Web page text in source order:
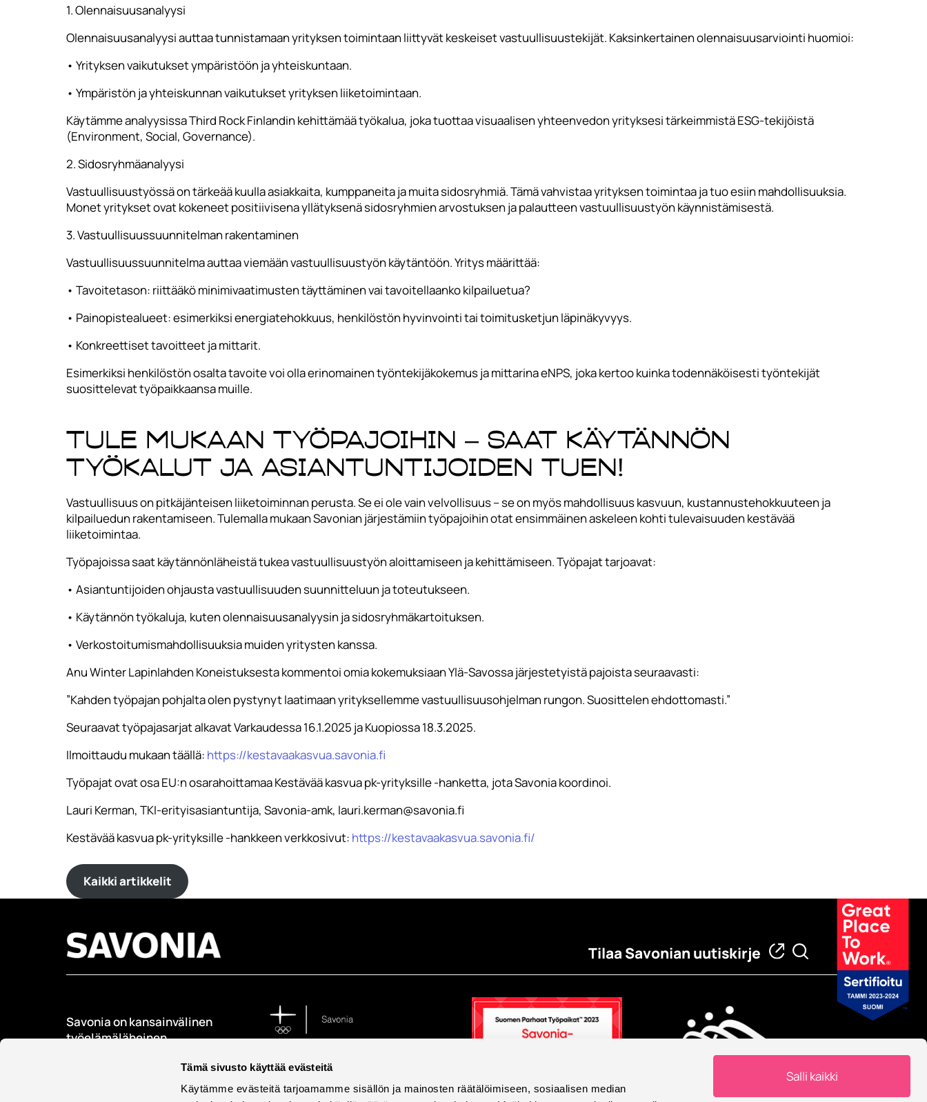
Tämä sivusto käyttää evästeitä
Käytämme evästeitä tarjoamamme sisällön ja mainosten räätälöimiseen, sosiaalisen median
Salli kaikki
1. Olennaisuusanalyysi
Olennaisuusanalyysi auttaa tunnistamaan yrityksen toimintaan liittyvät keskeiset vastuullisuustekijät. Kaksinkertainen olennaisuusarviointi huomioi:
• Yrityksen vaikutukset ympäristöön ja yhteiskuntaan.
• Ympäristön ja yhteiskunnan vaikutukset yrityksen liiketoimintaan.
Käytämme analyysissa Third Rock Finlandin kehittämää työkalua, joka tuottaa visuaalisen yhteenvedon yrityksesi tärkeimmistä ESG-tekijöistä
(Environment, Social, Governance).
2. Sidosryhmäanalyysi
Vastuullisuustyössä on tärkeää kuulla asiakkaita, kumppaneita ja muita sidosryhmiä. Tämä vahvistaa yrityksen toimintaa ja tuo esiin mahdollisuuksia.
Monet yritykset ovat kokeneet positiivisena yllätyksenä sidosryhmien arvostuksen ja palautteen vastuullisuustyön käynnistämisestä.
3. Vastuullisuussuunnitelman rakentaminen
Vastuullisuussuunnitelma auttaa viemään vastuullisuustyön käytäntöön. Yritys määrittää:
• Tavoitetason: riittääkö minimivaatimusten täyttäminen vai tavoitellaanko kilpailuetua?
• Painopistealueet: esimerkiksi energiatehokkuus, henkilöstön hyvinvointi tai toimitusketjun läpinäkyvyys.
• Konkreettiset tavoitteet ja mittarit.
Esimerkiksi henkilöstön osalta tavoite voi olla erinomainen työntekijäkokemus ja mittarina eNPS, joka kertoo kuinka todennäköisesti työntekijät
suosittelevat työpaikkaansa muille.
Tule mukaan työpajoihin – saat käytännön
työkalut ja asiantuntijoiden tuen!
Vastuullisuus on pitkäjänteisen liiketoiminnan perusta. Se ei ole vain velvollisuus – se on myös mahdollisuus kasvuun, kustannustehokkuuteen ja
kilpailuedun rakentamiseen. Tulemalla mukaan Savonian järjestämiin työpajoihin otat ensimmäinen askeleen kohti tulevaisuuden kestävää
liiketoimintaa.
Työpajoissa saat käytännönläheistä tukea vastuullisuustyön aloittamiseen ja kehittämiseen. Työpajat tarjoavat:
• Asiantuntijoiden ohjausta vastuullisuuden suunnitteluun ja toteutukseen.
• Käytännön työkaluja, kuten olennaisuusanalyysin ja sidosryhmäkartoituksen.
• Verkostoitumismahdollisuuksia muiden yritysten kanssa.
Anu Winter Lapinlahden Koneistuksesta kommentoi omia kokemuksiaan Ylä-Savossa järjestetyistä pajoista seuraavasti:
”Kahden työpajan pohjalta olen pystynyt laatimaan yrityksellemme vastuullisuusohjelman rungon. Suosittelen ehdottomasti.”
Seuraavat työpajasarjat alkavat Varkaudessa 16.1.2025 ja Kuopiossa 18.3.2025.
Ilmoittaudu mukaan täällä: https://kestavaakasvua.savonia.fi
Työpajat ovat osa EU:n osarahoittamaa Kestävää kasvua pk-yrityksille -hanketta, jota Savonia koordinoi.
Lauri Kerman, TKI-erityisasiantuntija, Savonia-amk, lauri.kerman@savonia.fi
Kestävää kasvua pk-yrityksille -hankkeen verkkosivut: https://kestavaakasvua.savonia.fi/
Kaikki artikkelit
Tilaa Savonian uutiskirje
Savonia on kansainvälinen
työelämäläheinen
kouluttaa, tutkii, kehittää